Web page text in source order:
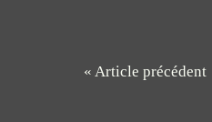
« Article précédent